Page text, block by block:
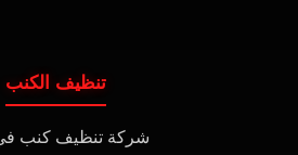
تنظيف الكنب
شركة تنظيف كنب